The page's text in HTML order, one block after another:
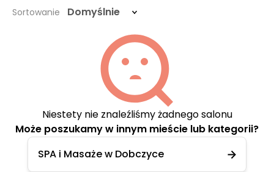
Sortowanie Domyślnie
Niestety nie znaleźliśmy żadnego salonu
Może poszukamy w innym mieście lub kategorii?
SPA i Masaże w Dobczyce